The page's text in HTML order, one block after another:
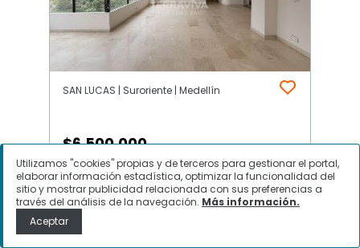
SAN LUCAS | Suroriente | Medellín
$6.500.000
Apartamento en Arriendo, SAN
LUCAS, Medellín
Utilizamos "cookies" propias y de terceros para gestionar el portal,
elaborar información estadística, optimizar la funcionalidad del
sitio y mostrar publicidad relacionada con sus preferencias a
través del análisis de la navegación. Más información.
Aceptar